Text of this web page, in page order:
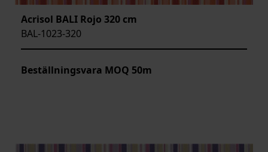
Acrisol BALI Rojo 320 cm
BAL-1023-320
Beställningsvara MOQ 50m